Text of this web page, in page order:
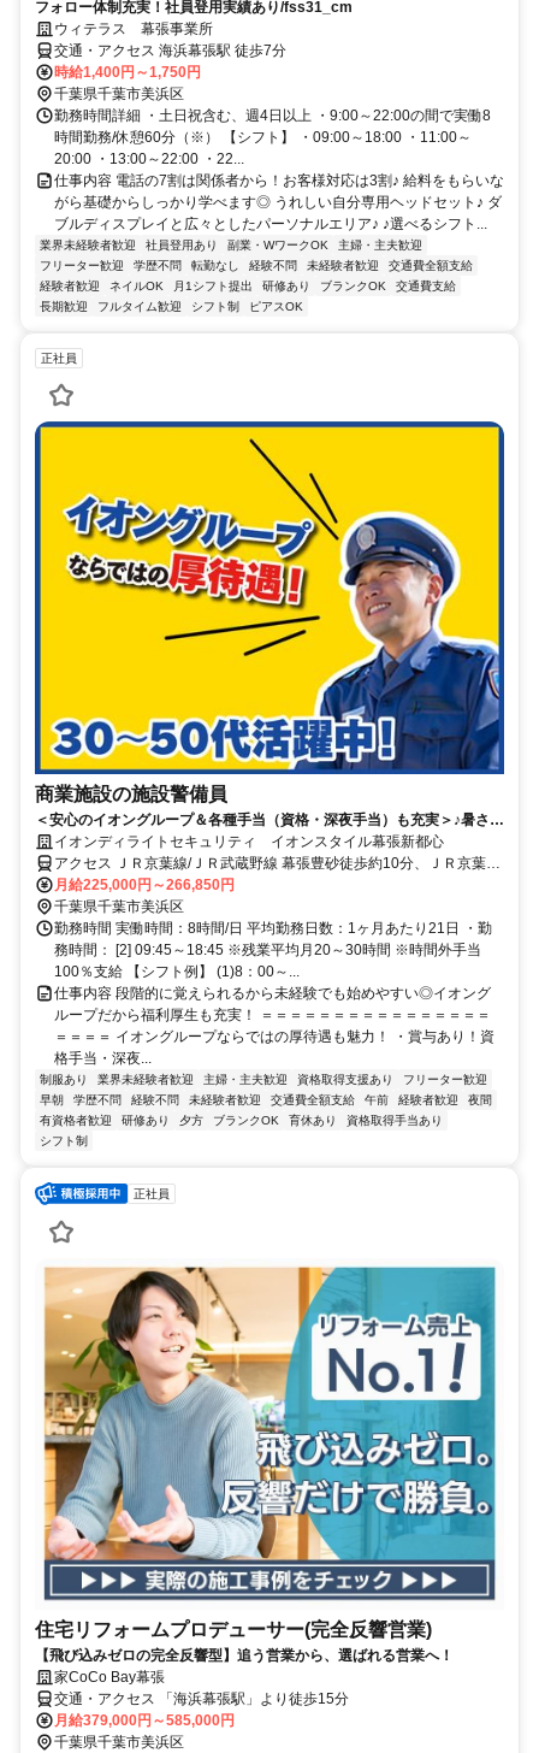
フォロー体制充実！社員登用実績あり/fss31_cm
ウィテラス 幕張事業所
交通・アクセス 海浜幕張駅 徒歩7分
時給1,400円～1,750円
千葉県千葉市美浜区
勤務時間詳細 ・土日祝含む、週4日以上 ・9:00～22:00の間で実働8
時間勤務/休憩60分（※） 【シフト】 ・09:00～18:00 ・11:00～
20:00 ・13:00～22:00 ・22...
仕事内容 電話の7割は関係者から！お客様対応は3割♪ 給料をもらいな
がら基礎からしっかり学べます◎ うれしい自分専用ヘッドセット♪ ダ
ブルディスプレイと広々としたパーソナルエリア♪ ♪選べるシフト...
業界未経験者歓迎 社員登用あり 副業・WワークOK
主婦・主夫歓迎
フリーター歓迎
学歴不問 転勤なし 経験不問 未経験者歓迎
交通費全額支給
経験者歓迎
ネイルOK 月1シフト提出 研修あり ブランクOK
交通費支給
長期歓迎
フルタイム歓迎 シフト制 ピアスOK
正社員
商業施設の施設警備員
＜安心のイオングループ＆各種手当（資格・深夜手当）も充実＞♪暑さ・
寒さに悩まない働き方。商業施設で丁寧に人と向き合える警備♪
イオンディライトセキュリティ イオンスタイル幕張新都心
アクセス ＪＲ京葉線/ＪＲ武蔵野線 幕張豊砂徒歩約10分、ＪＲ京葉線/
ＪＲ武蔵野線 海浜幕張北口(中央口)徒歩約15分、ＪＲ京葉線/ＪＲ武
蔵野線 新習志野南口徒歩約34分
月給225,000円～266,850円
千葉県千葉市美浜区
勤務時間 実働時間：8時間/日 平均勤務日数：1ヶ月あたり21日 ・勤
務時間： [2] 09:45～18:45 ※残業平均月20～30時間 ※時間外手当
100％支給 【シフト例】 (1)8：00～...
仕事内容 段階的に覚えられるから未経験でも始めやすい◎イオング
ループだから福利厚生も充実！ ＝＝＝＝＝＝＝＝＝＝＝＝＝＝＝＝
＝＝＝＝ イオングループならではの厚待遇も魅力！ ・賞与あり！資
格手当・深夜...
制服あり 業界未経験者歓迎 主婦・主夫歓迎 資格取得支援あり
フリーター歓迎
早朝
学歴不問 経験不問 未経験者歓迎 交通費全額支給 午前 経験者歓迎
夜間
有資格者歓迎
研修あり 夕方 ブランクOK 育休あり
資格取得手当あり
シフト制
正社員
住宅リフォームプロデューサー(完全反響営業)
【飛び込みゼロの完全反響型】追う営業から、選ばれる営業へ！
家CoCo Bay幕張
交通・アクセス 「海浜幕張駅」より徒歩15分
月給379,000円～585,000円
千葉県千葉市美浜区